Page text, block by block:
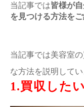
当記事では皆様が
を見つける方法を
当記事では美容室
な方法を説明してい
1.買収した